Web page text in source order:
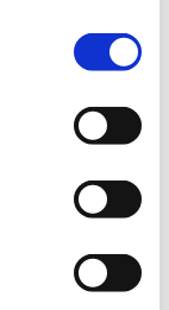
Vi er
tilbake og